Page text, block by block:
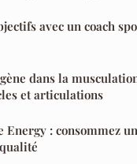
avec un coach
dans la
et articulations
Energy : consommez